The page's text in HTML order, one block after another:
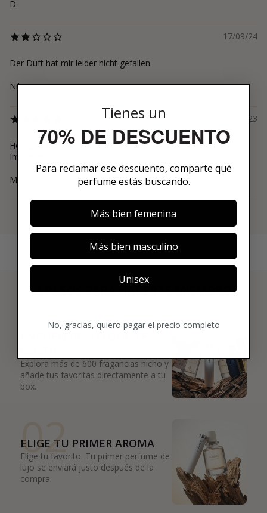
D
17/09/24
Der Duft hat mir leider nicht gefallen.
Nils
23/12/23
Holziger, frischer Irisduft. Hat etwas leicht meditatives.
Immergeher.
Marion
Ver más
3 PASOS PARA HACERTE MIEMBRO
01
Explora más de 600 fragancias nicho y
añade tus favoritas directamente a tu
box.
02
ELIGE TU PRIMER AROMA
Elige tu favorito. Tu primer perfume de
lujo se enviará justo después de la
compra.
Tienes un
70% DE DESCUENTO
Para reclamar ese descuento, comparte qué
perfume estás buscando.
Más bien femenina
Más bien masculino
Unisex
No, gracias, quiero pagar el precio completo